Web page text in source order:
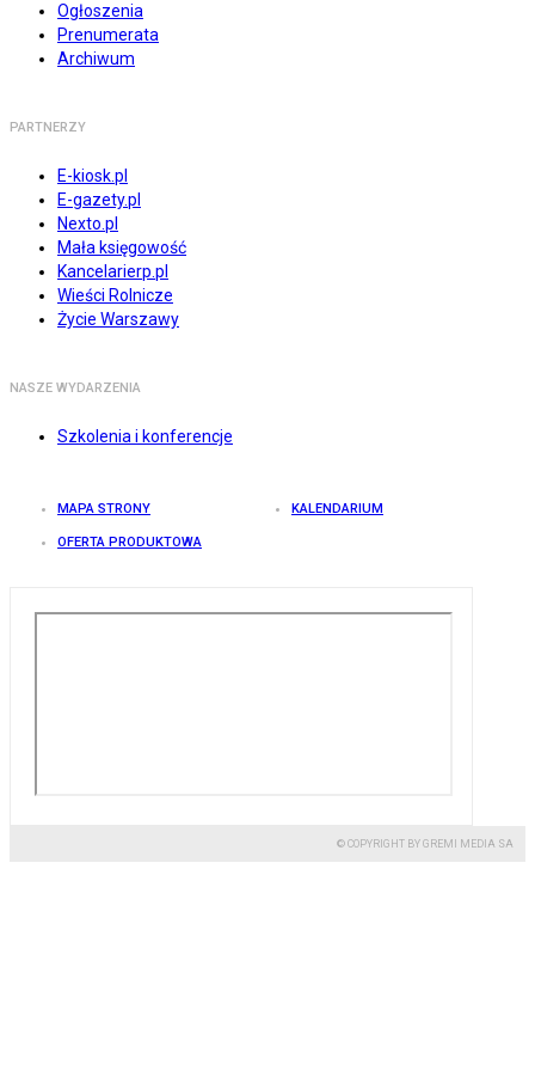
Ogłoszenia
Prenumerata
Archiwum
PARTNERZY
E-kiosk.pl
E-gazety.pl
Nexto.pl
Mała księgowość
Kancelarierp.pl
Wieści Rolnicze
Życie Warszawy
NASZE WYDARZENIA
Szkolenia i konferencje
MAPA STRONY KALENDARIUM
OFERTA PRODUKTOWA
© COPYRIGHT BY GREMI MEDIA SA